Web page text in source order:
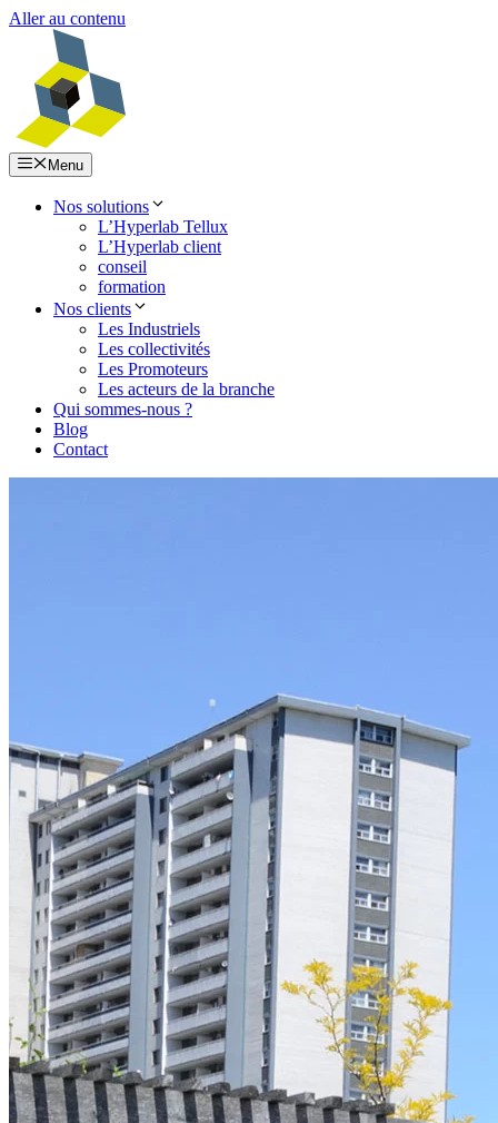
Aller au contenu
Menu
Nos solutions
L’Hyperlab Tellux
L’Hyperlab client
conseil
formation
Nos clients
Les Industriels
Les collectivités
Les Promoteurs
Les acteurs de la branche
Qui sommes-nous ?
Blog
Contact